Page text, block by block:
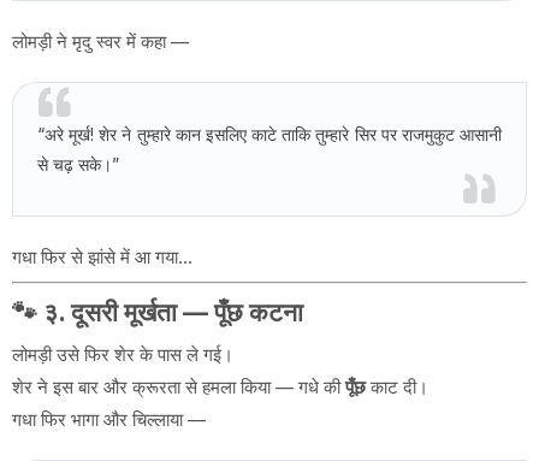
लोमड़ी ने मृदु स्वर में कहा —
“अरे मूर्ख! शेर ने तुम्हारे कान इसलिए काटे ताकि तुम्हारे सिर पर राजमुकुट आसानी
से चढ़ सके।”
गधा फिर से झांसे में आ गया…
🐾 ३. दूसरी मूर्खता — पूँछ कटना
लोमड़ी उसे फिर शेर के पास ले गई।
शेर ने इस बार और क्रूरता से हमला किया — गधे कीपूँछकाट दी।
गधा फिर भागा और चिल्लाया —